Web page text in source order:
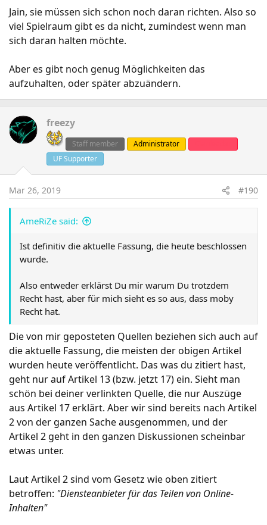
Jain, sie müssen sich schon noch daran richten. Also so
viel Spielraum gibt es da nicht, zumindest wenn man
sich daran halten möchte.
Aber es gibt noch genug Möglichkeiten das
aufzuhalten, oder später abzuändern.
freezy
Staff member Administrator
UF Supporter
Mar 26, 2019 #190
AmeRiZe said:
Ist definitiv die aktuelle Fassung, die heute beschlossen
wurde.
Also entweder erklärst Du mir warum Du trotzdem
Recht hast, aber für mich sieht es so aus, dass moby
Recht hat.
Die von mir geposteten Quellen beziehen sich auch auf
die aktuelle Fassung, die meisten der obigen Artikel
wurden heute veröffentlicht. Das was du zitiert hast,
geht nur auf Artikel 13 (bzw. jetzt 17) ein. Sieht man
schön bei deiner verlinkten Quelle, die nur Auszüge
aus Artikel 17 erklärt. Aber wir sind bereits nach Artikel
2 von der ganzen Sache ausgenommen, und der
Artikel 2 geht in den ganzen Diskussionen scheinbar
etwas unter.
Laut Artikel 2 sind vom Gesetz wie oben zitiert
betroffen: "Diensteanbieter für das Teilen von Online-
Inhalten"